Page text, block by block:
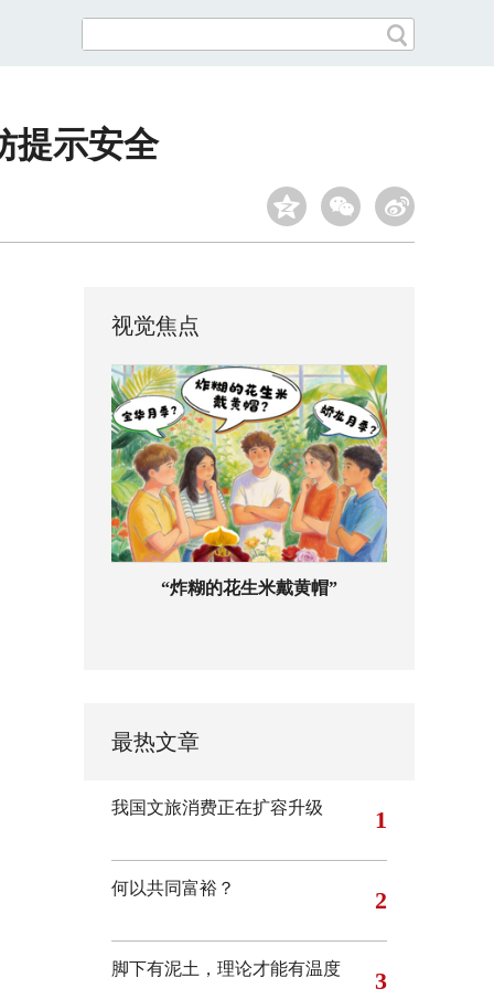
提示安全
视觉焦点
“炸糊的花生米戴黄帽”
最热文章
我国文旅消费正在扩容升级 1
何以共同富裕？ 2
脚下有泥土，理论才能有温度 3